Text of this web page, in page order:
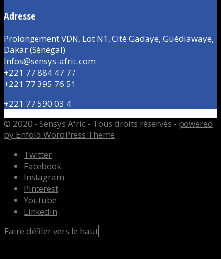
Adresse
Prolongement VDN, Lot N1, Cité Gadaye, Guédiawaye,
Dakar (Sénégal)
Infos@sensys-afric.com
+221 77 884 47 77
+221 77 395 76 51
+221 77 590 03 4
© 2020 - Sensys Afric - Tous droits réservés - powered
by Enfold WordPress Theme
Twitter
Facebook
Instagram
Pinterest
Youtube
Linkedin
Faire défiler vers le haut